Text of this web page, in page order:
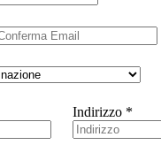
Indirizzo *